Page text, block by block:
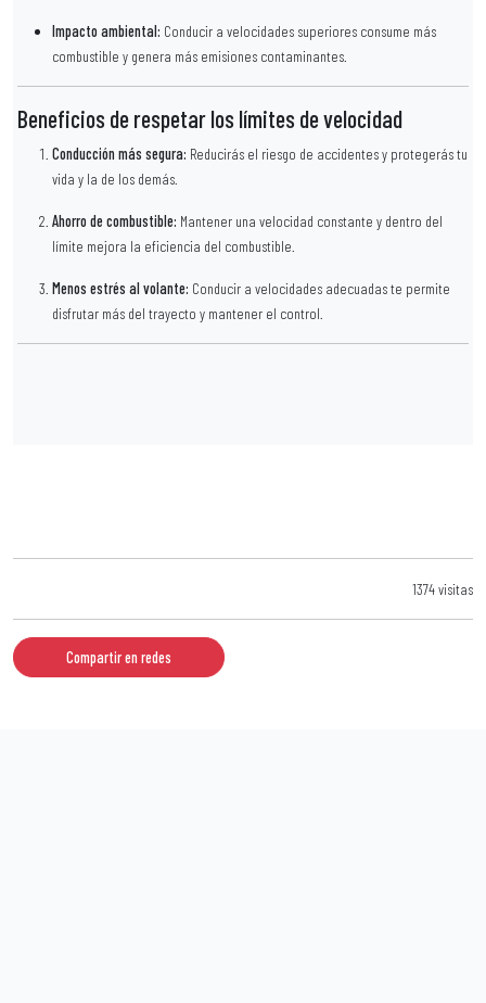
Impacto ambiental: Conducir a velocidades superiores consume más
combustible y genera más emisiones contaminantes.
Beneficios de respetar los límites de velocidad
Conducción más segura: Reducirás el riesgo de accidentes y protegerás tu
vida y la de los demás.
Ahorro de combustible: Mantener una velocidad constante y dentro del
límite mejora la eficiencia del combustible.
Menos estrés al volante: Conducir a velocidades adecuadas te permite
disfrutar más del trayecto y mantener el control.
1374 visitas
Compartir en redes